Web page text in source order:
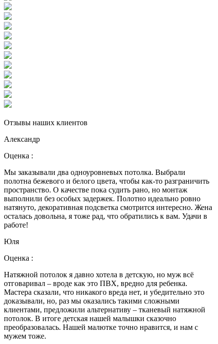
Отзывы наших клиентов
Александр
Оценка :
Мы заказывали два одноуровневых потолка. Выбрали
полотна бежевого и белого цвета, чтобы как-то разграничить
пространство. О качестве пока судить рано, но монтаж
выполнили без особых задержек. Полотно идеально ровно
натянуто, декоративная подсветка смотрится интересно. Жена
осталась довольна, я тоже рад, что обратились к вам. Удачи в
работе!
Юля
Оценка :
Натяжной потолок я давно хотела в детскую, но муж всё
отговаривал – вроде как это ПВХ, вредно для ребенка.
Мастера сказали, что никакого вреда нет, и убедительно это
доказывали, но, раз мы оказались такими сложными
клиентами, предложили альтернативу – тканевый натяжной
потолок. В итоге детская нашей малышки сказочно
преобразовалась. Нашей малютке точно нравится, и нам с
мужем тоже.